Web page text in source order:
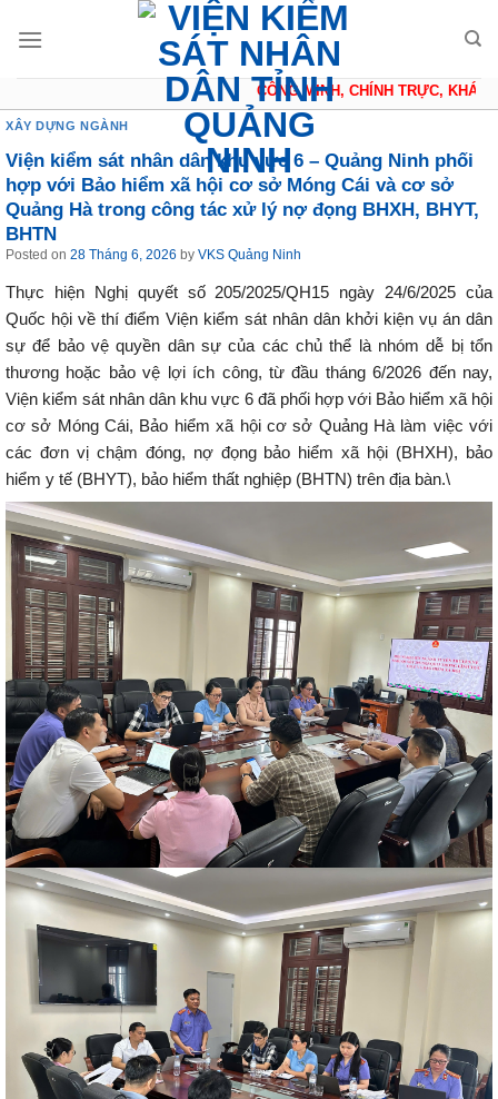
CÔNG MINH, CHÍNH TRỰC, KHÁCH
XÂY DỰNG NGÀNH
Viện kiểm sát nhân dân khu vực 6 – Quảng Ninh phối
hợp với Bảo hiểm xã hội cơ sở Móng Cái và cơ sở
Quảng Hà trong công tác xử lý nợ đọng BHXH, BHYT,
BHTN
Posted on 28 Tháng 6, 2026 by VKS Quảng Ninh
Thực hiện Nghị quyết số 205/2025/QH15 ngày 24/6/2025 của
Quốc hội về thí điểm Viện kiểm sát nhân dân khởi kiện vụ án dân
sự để bảo vệ quyền dân sự của các chủ thể là nhóm dễ bị tổn
thương hoặc bảo vệ lợi ích công, từ đầu tháng 6/2026 đến nay,
Viện kiểm sát nhân dân khu vực 6 đã phối hợp với Bảo hiểm xã hội
cơ sở Móng Cái, Bảo hiểm xã hội cơ sở Quảng Hà làm việc với
các đơn vị chậm đóng, nợ đọng bảo hiểm xã hội (BHXH), bảo
hiểm y tế (BHYT), bảo hiểm thất nghiệp (BHTN) trên địa bàn.\